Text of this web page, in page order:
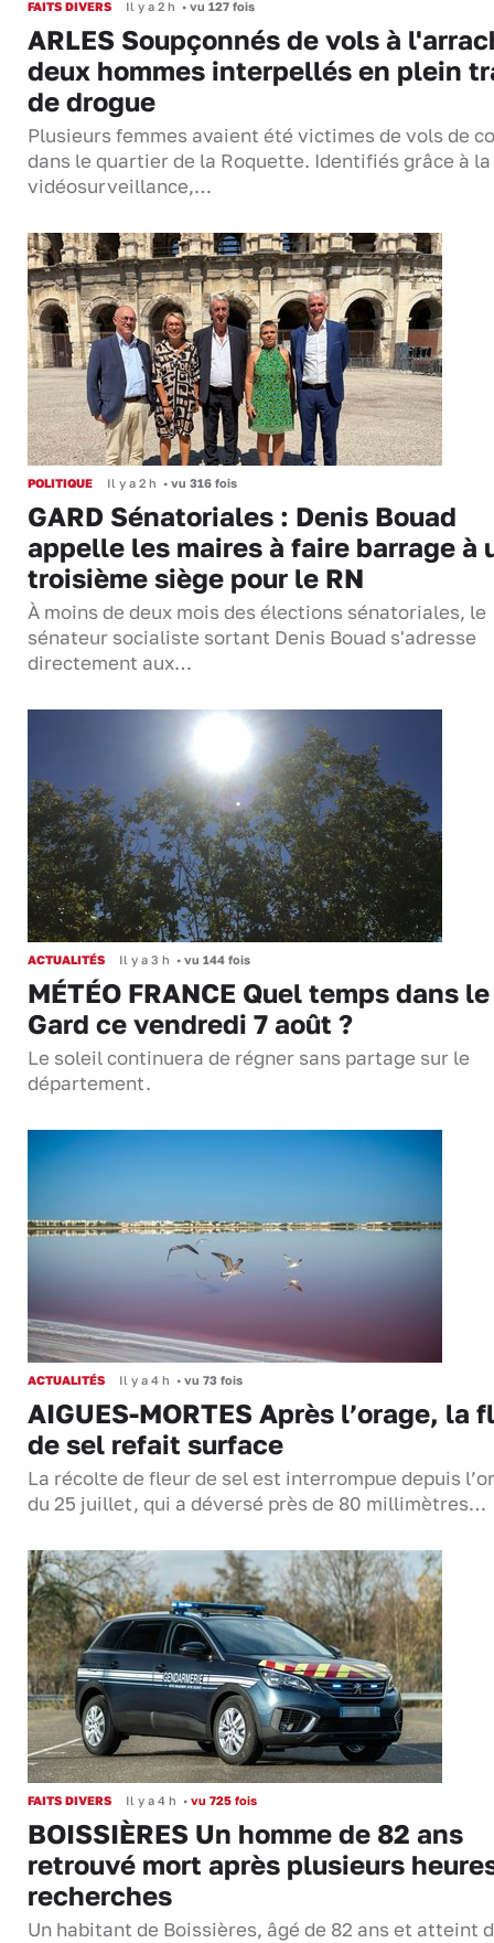
FAITS DIVERS Il y a 2 h • vu 127 fois
ARLES Soupçonnés de vols à
deux hommes interpellés en plein
de drogue
Plusieurs femmes avaient été victimes de vols de
dans le quartier de la Roquette. Identifiés grâce à la
vidéosurveillance,…
POLITIQUE Il y a 2 h • vu 316 fois
GARD Sénatoriales : Denis Bouad
appelle les maires à faire barrage à
troisième siège pour le RN
À moins de deux mois des élections sénatoriales, le
sénateur socialiste sortant Denis Bouad s'adresse
directement aux…
ACTUALITÉS Il y a 3 h • vu 144 fois
MÉTÉO FRANCE Quel temps dans le
Gard ce vendredi 7 août ?
Le soleil continuera de régner sans partage sur le
département.
ACTUALITÉS Il y a 4 h • vu 73 fois
AIGUES-MORTES Après l’orage, la
de sel refait surface
La récolte de fleur de sel est interrompue depuis
du 25 juillet, qui a déversé près de 80 millimètres…
FAITS DIVERS Il y a 4 h • vu 725 fois
BOISSIÈRES Un homme de 82 ans
retrouvé mort après plusieurs
recherches
Un habitant de Boissières, âgé de 82 ans et atteint